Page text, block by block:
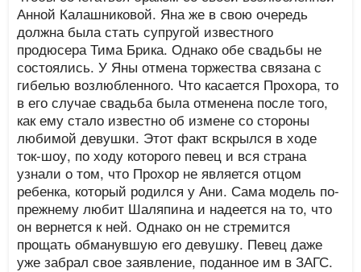
Анной Калашниковой. Яна же в свою очередь
должна была стать супругой известного
продюсера Тима Брика. Однако обе свадьбы не
состоялись. У Яны отмена торжества связана с
гибелью возлюбленного. Что касается Прохора, то
в его случае свадьба была отменена после того,
как ему стало известно об измене со стороны
любимой девушки. Этот факт вскрылся в ходе
ток-шоу, по ходу которого певец и вся страна
узнали о том, что Прохор не является отцом
ребенка, который родился у Ани. Сама модель по-
прежнему любит Шаляпина и надеется на то, что
он вернется к ней. Однако он не стремится
прощать обманувшую его девушку. Певец даже
уже забрал свое заявление, поданное им в ЗАГС.